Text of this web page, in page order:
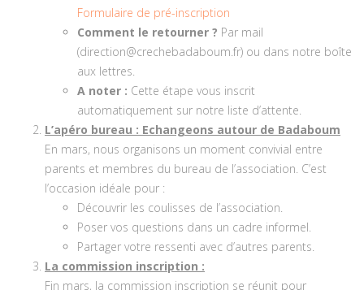
Formulaire de pré-inscription
Comment le retourner ? Par mail
(direction@crechebadaboum.fr) ou dans notre boîte
aux lettres.
A noter : Cette étape vous inscrit
automatiquement sur notre liste d’attente.
L’apéro bureau : Echangeons autour de Badaboum
En mars, nous organisons un moment convivial entre
parents et membres du bureau de l’association. C’est
l’occasion idéale pour :
Découvrir les coulisses de l’association.
Poser vos questions dans un cadre informel.
Partager votre ressenti avec d’autres parents.
La commission inscription :
Fin mars, la commission inscription se réunit pour